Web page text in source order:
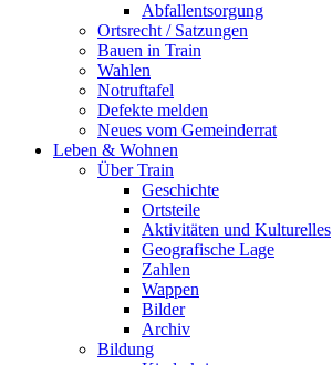
Abfallentsorgung
Ortsrecht / Satzungen
Bauen in Train
Wahlen
Notruftafel
Defekte melden
Neues vom Gemeinderrat
Leben & Wohnen
Über Train
Geschichte
Ortsteile
Aktivitäten und Kulturelles
Geografische Lage
Zahlen
Wappen
Bilder
Archiv
Bildung